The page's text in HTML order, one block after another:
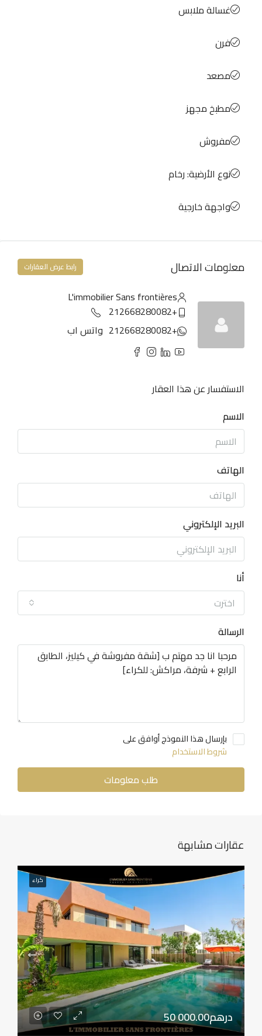
غسالة ملابس
فرن
مصعد
مطبخ مجهز
مفروش
نوع الأرضية: رخام
واجهة خارجية
معلومات الاتصال رابط عرض العقارات
L'immobilier Sans frontières
+212668280082
+212668280082
واتس اب
الاستفسار عن هذا العقار
الاسم
الهاتف
البريد الإلكتروني
أنا
اخترت
الرسالة
بإرسال هذا النموذج أوافق على
شروط الاستخدام
طلب معلومات
عقارات مشابهة
كراء
50 000.00درهم